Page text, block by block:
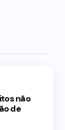
não
de